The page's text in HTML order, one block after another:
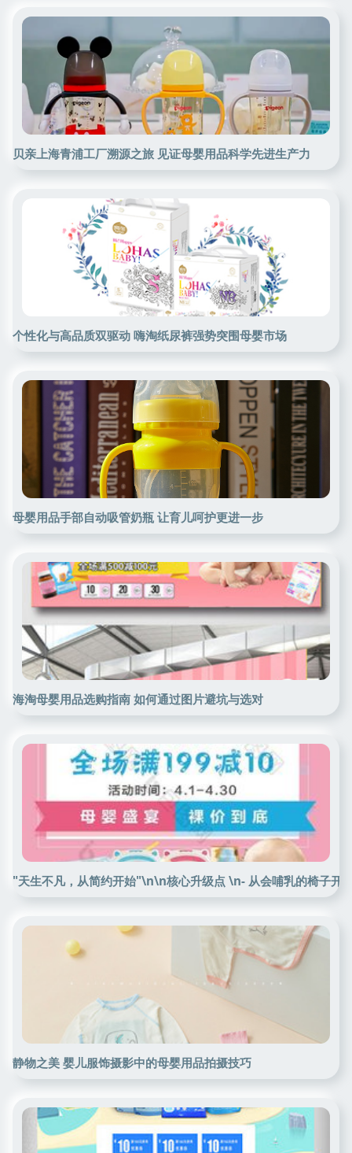
贝亲上海青浦工厂溯源之旅 见证母婴用品科学先进生产力
个性化与高品质双驱动 嗨淘纸尿裤强势突围母婴市场
母婴用品手部自动吸管奶瓶 让育儿呵护更进一步
海淘母婴用品选购指南 如何通过图片避坑与选对
"天生不凡，从简约开始"\n\n核心升级点 \n- 从会哺乳的椅
静物之美 婴儿服饰摄影中的母婴用品拍摄技巧